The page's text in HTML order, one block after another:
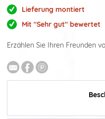
Lieferung montiert
Mit "Sehr gut" bewertet
Erzählen Sie Ihren Freunden